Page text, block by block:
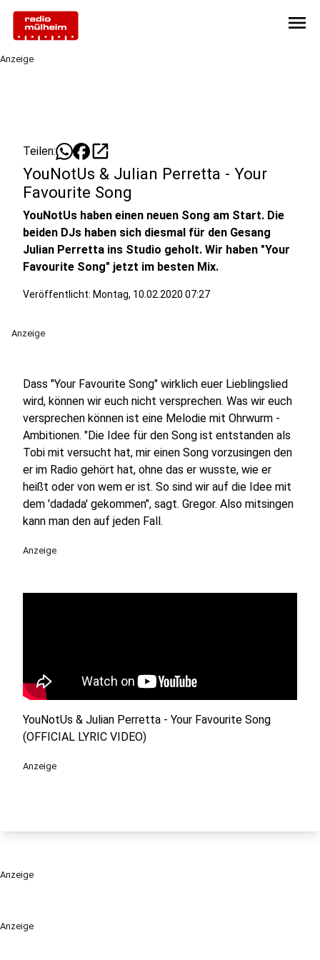
menu
Anzeige
Anzeige
Teilen: open_in_new
YouNotUs & Julian Perretta - Your
Favourite Song
YouNotUs haben einen neuen Song am Start. Die
beiden DJs haben sich diesmal für den Gesang
Julian Perretta ins Studio geholt. Wir haben "Your
Favourite Song" jetzt im besten Mix.
Veröffentlicht: Montag, 10.02.2020 07:27
Anzeige
Dass "Your Favourite Song" wirklich euer Lieblingslied
wird, können wir euch nicht versprechen. Was wir euch
versprechen können ist eine Melodie mit Ohrwurm -
Ambitionen. "Die Idee für den Song ist entstanden als
Tobi mit versucht hat, mir einen Song vorzusingen den
er im Radio gehört hat, ohne das er wusste, wie er
heißt oder von wem er ist. So sind wir auf die Idee mit
dem 'dadada' gekommen", sagt. Gregor. Also mitsingen
kann man den auf jeden Fall.
Anzeige
YouNotUs & Julian Perretta - Your Favourite Song
(OFFICIAL LYRIC VIDEO)
Anzeige
Anzeige